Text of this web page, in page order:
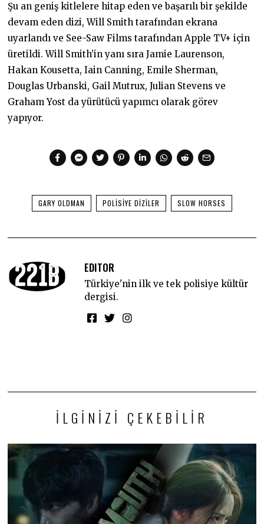
Şu an geniş kitlelere hitap eden ve başarılı bir şekilde
devam eden dizi, Will Smith tarafından ekrana
uyarlandı ve See-Saw Films tarafından Apple TV+ için
üretildi. Will Smith’in yanı sıra Jamie Laurenson,
Hakan Kousetta, Iain Canning, Emile Sherman,
Douglas Urbanski, Gail Mutrux, Julian Stevens ve
Graham Yost da yürütücü yapımcı olarak görev
yapıyor.
GARY OLDMAN POLISIYE DIZILER SLOW HORSES
EDITOR
Türkiye'nin ilk ve tek polisiye kültür
dergisi.
İLGINIZI ÇEKEBILIR